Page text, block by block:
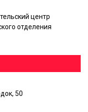
центр
отделения
50